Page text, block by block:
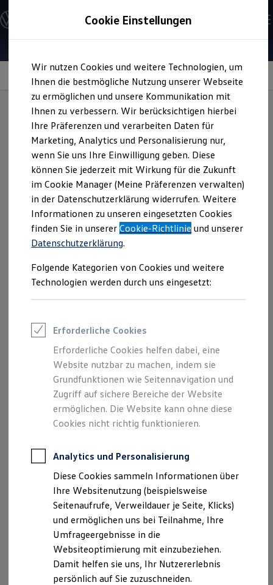
Hauptinhalt
springen
Footer
springen
Modelle und Konfigurator
Konfigurator
Modelle vergleichen
Elektroautos
ENERGY Sondermodelle
Nutzfahrzeuge
SUV und CUV
Familienautos
Kombis
Kompaktwagen
Sportwagen
Schnell verfügbare Fahrzeuge
Angebote und Produkte
Aktuelle Angebote
E-Auto-Förderung
Volkswagen Marktplatz
Die ENERGY Sondermodelle
Junge Gebrauchtwagen und Gebrauchtwagen
Volkswagen Zertifizierte Gebrauchtwagen
Elektromobilität bei Gebrauchtwagen
Saisonangebote
Reifenpakete
Leasing
Leasing-Angebote
Elektroauto Leasing
Kleinwagen-Leasing
Leasing ohne Anzahlung
Finanzierung
Autokredit mit Schlussrate
Versicherungen und Garantien
Kfz-Versicherung
Restschuldversicherungen
Garantien
Professional Class bei Volkswagen
Behörden
Direktkunden
Sonderfahrzeuge
Anpfiff zum Gewinn
Elektromobilität
Elektroautos
ID. Tutorials
Elektrofahrzeugkonzepte
ID. EVERY1
Reichweite
Information
T-Shirt „VW“Herren
Zeigen Sie, dass Sie ein VolkswagenFan sind. Das blaue T-
Shirt mit glänzendem VolkswagenLogo ist ein echter
Hingucker und lässt sich gut mit anderen Farben
kombinieren. Das T-Shirt ist in den Größen S–3XL erhältlich.
Wenn Sie sich für das Produkt interessieren, fragen Sie es
gern bei Ihrem Volkswagen
Jetzt T-Shirt „VW“ kaufen
Nutzungsbedingungen
Datenschutzerklärungen
Cookie-Richtlinie
Lizenzhinweise Dritter
Angaben zum Digital Services Act (DSA)
Produktsicherheitsinformationen
Vertrag Widerrufen
Cookie Einstellungen
Wir nutzen Cookies und weitere Technologien, um
Ihnen die bestmögliche Nutzung unserer Webseite
zu ermöglichen und unsere Kommunikation mit
Ihnen zu verbessern. Wir berücksichtigen hierbei
Ihre Präferenzen und verarbeiten Daten für
Marketing, Analytics und Personalisierung nur,
wenn Sie uns Ihre Einwilligung geben. Diese
können Sie jederzeit mit Wirkung für die Zukunft
im Cookie Manager (Meine Präferenzen verwalten)
in der Datenschutzerklärung widerrufen. Weitere
Informationen zu unseren eingesetzten Cookies
finden Sie in unsererCookie-Richtlinie und unserer
Datenschutzerklärung.
Folgende Kategorien von Cookies und weitere
Technologien werden durch uns eingesetzt:
Erforderliche Cookies
Erforderliche Cookies helfen dabei, eine
Website nutzbar zu machen, indem sie
Grundfunktionen wie Seitennavigation und
Zugriff auf sichere Bereiche der Website
ermöglichen. Die Website kann ohne diese
Cookies nicht richtig funktionieren.
Analytics und Personalisierung
Diese Cookies sammeln Informationen über
Ihre Websitenutzung (beispielsweise
Seitenaufrufe, Verweildauer je Seite, Klicks)
und ermöglichen uns bei Teilnahme, Ihre
Umfrageergebnisse in die
Websiteoptimierung mit einzubeziehen.
Damit helfen sie uns, Ihr Nutzererlebnis
persönlich auf Sie zuzuschneiden.